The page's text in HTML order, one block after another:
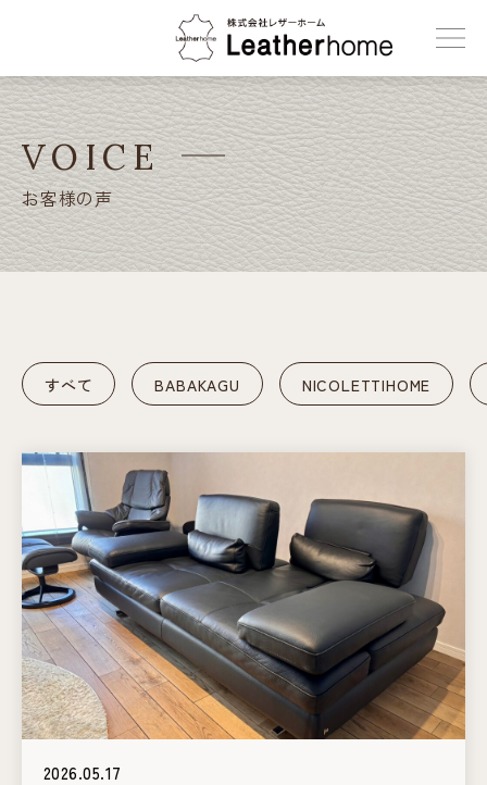
株式会社レザーホーム
VOICE
お客様の声
すべて BABAKAGU NICOLETTIHOME
2026.05.17